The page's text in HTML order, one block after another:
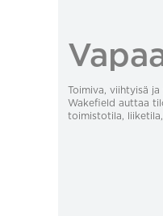
Toimiva, viihtyisä
Wakefield auttaa
toimistotila,